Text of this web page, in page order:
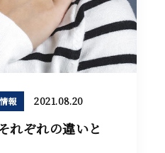
報 2021.08.20
れぞれの違いと